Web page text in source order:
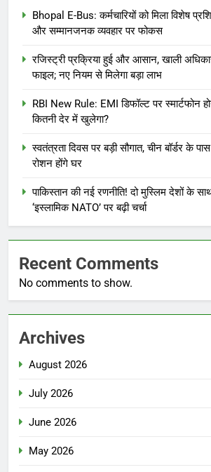
Bhopal E-Bus: कर्मचारियों को मिला विशेष
और सम्मानजनक व्यवहार पर फोकस
रजिस्ट्री प्रक्रिया हुई और आसान, खाली
फाइल; नए नियम से मिलेगा बड़ा लाभ
RBI New Rule: EMI डिफॉल्ट पर स्मार्टफोन
कितनी देर में खुलेगा?
स्वतंत्रता दिवस पर बड़ी सौगात, चीन बॉर्डर के
रोशन होंगे घर
पाकिस्तान की नई रणनीति! दो मुस्लिम देशों के साथ
‘इस्लामिक NATO’ पर बढ़ी चर्चा
Recent Comments
No comments to show.
Archives
August 2026
July 2026
June 2026
May 2026